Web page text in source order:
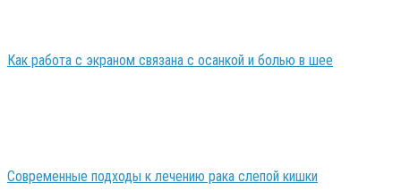
Как работа с экраном связана с осанкой и болью в шее
Современные подходы к лечению рака слепой кишки